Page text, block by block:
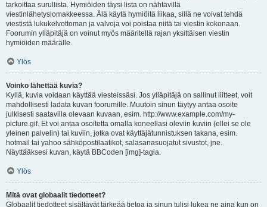
tarkoittaa surullista. Hymiöiden täysi lista on nähtävillä
viestinlähetyslomakkeessa. Älä käytä hymiöitä liikaa, sillä ne voivat tehdä
viestistä lukukelvottoman ja valvoja voi poistaa niitä tai viestin kokonaan.
Foorumin ylläpitäjä on voinut myös määritellä rajan yksittäisen viestin
hymiöiden määrälle.
Ylös
Voinko lähettää kuvia?
Kyllä, kuvia voidaan käyttää viesteissäsi. Jos ylläpitäjä on sallinut liitteet, voit
mahdollisesti ladata kuvan foorumille. Muutoin sinun täytyy antaa osoite
julkisesti saatavilla olevaan kuvaan, esim. http://www.example.com/my-
picture.gif. Et voi antaa osoitetta omalla koneellasi oleviin kuviin (ellei se ole
yleinen palvelin) tai kuviin, jotka ovat käyttäjätunnistuksen takana, esim.
hotmail tai yahoo sähköpostilaatikot, salasanasuojatut sivustot, jne.
Näyttääksesi kuvan, käytä BBCoden [img]-tagia.
Ylös
Mitä ovat globaalit tiedotteet?
Globaalit tiedotteet sisältävät tärkeää tietoa ja sinun tulisi lukea ne aina kun on